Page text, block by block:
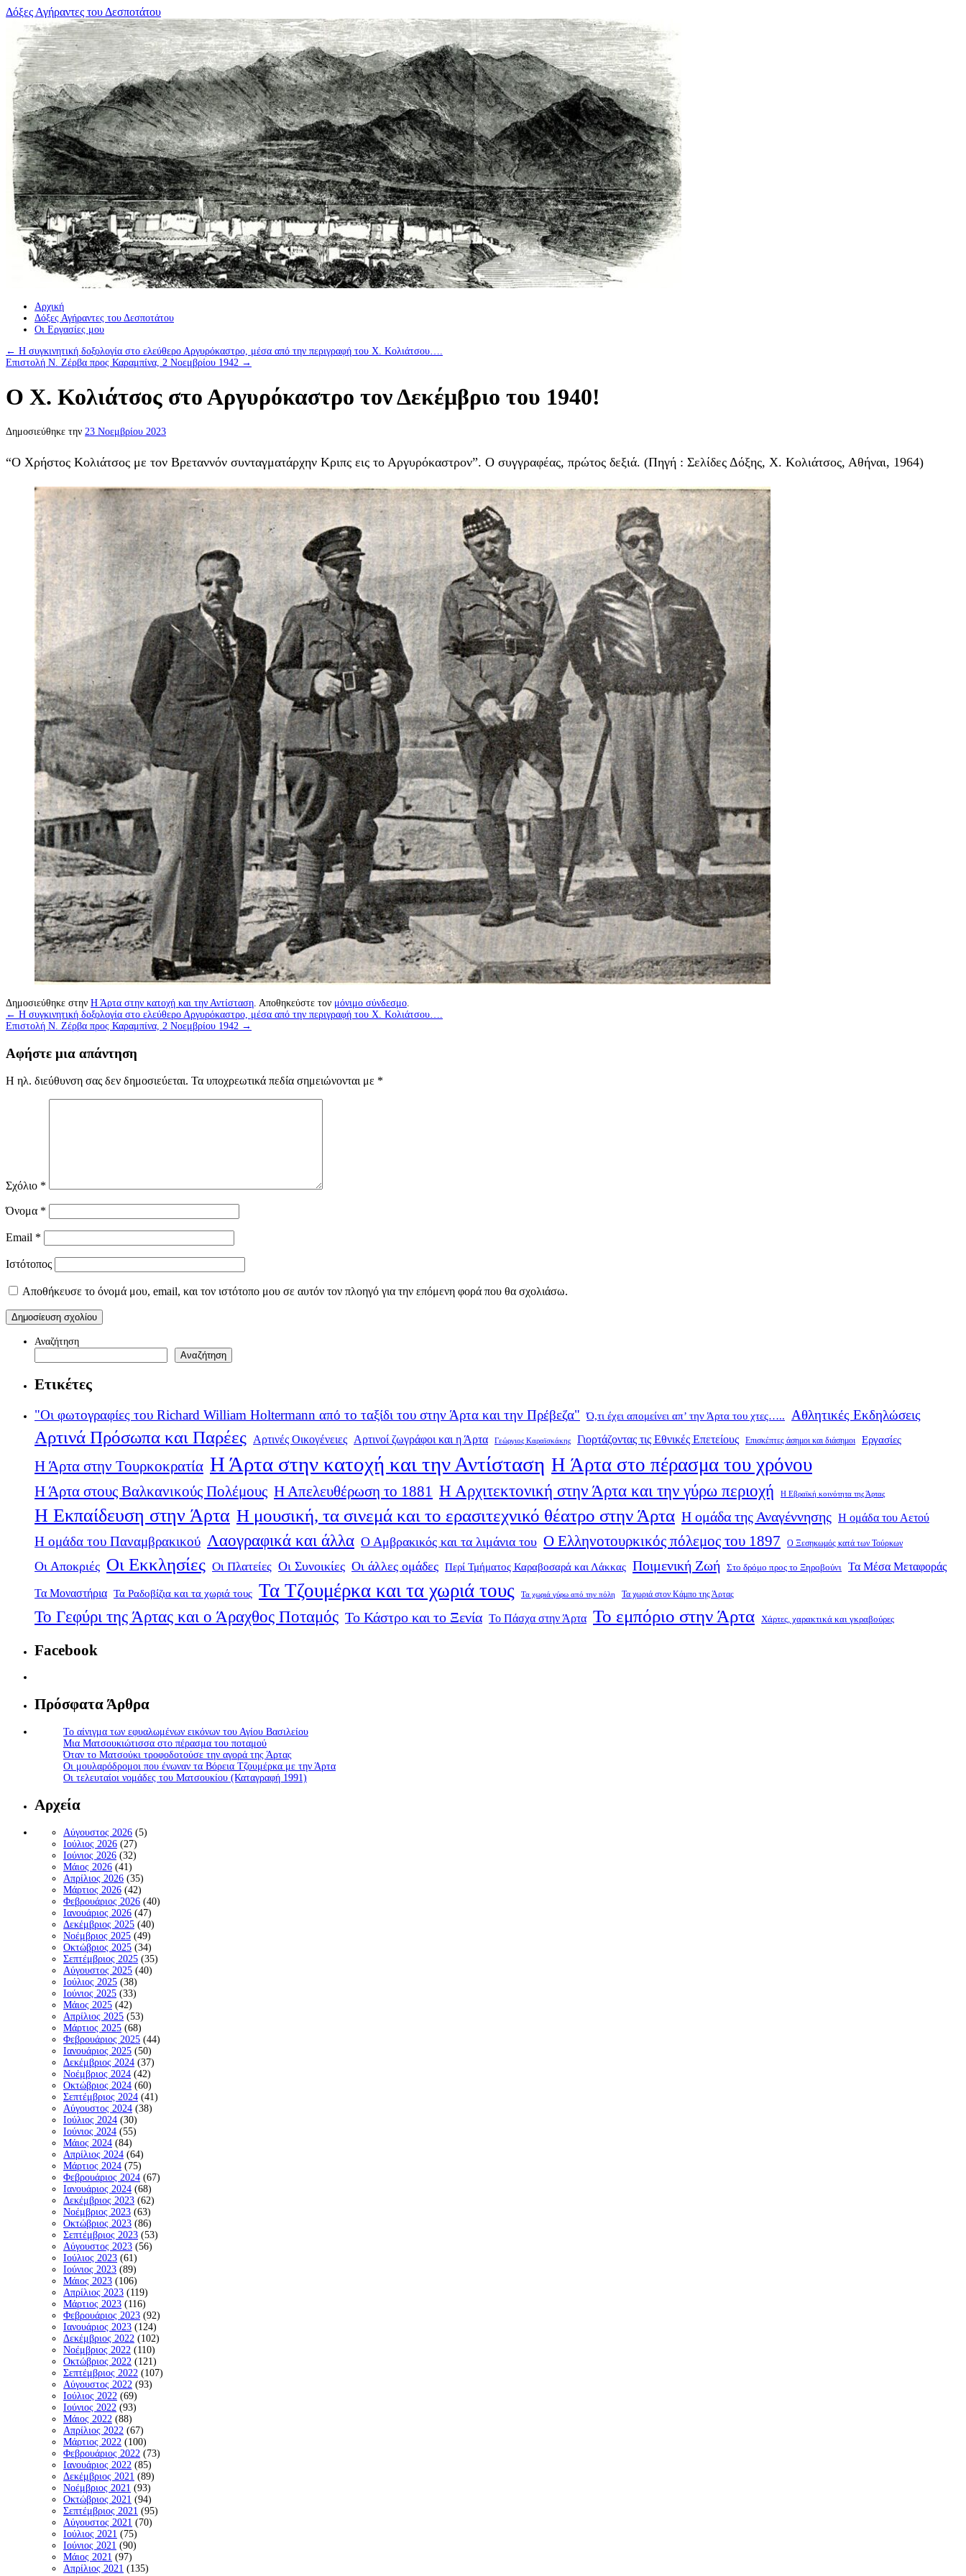
Μετάβαση
περιεχόμενο
Δόξες Αγήραντες του Δεσποτάτου
Αρχική
Δόξες Αγήραντες του Δεσποτάτου
Οι Eργασίες μου
← Η συγκινητική δοξολογία στο ελεύθερο Αργυρόκαστρο, μέσα από την περιγραφή του Χ. Κολιάτσου….
Επιστολή Ν. Ζέρβα προς Καραμπίνα, 2 Νοεμβρίου 1942 →
Ο Χ. Κολιάτσος στο Αργυρόκαστρο τον Δεκέμβριο του 1940!
Δημοσιεύθηκε την 23 Νοεμβρίου 2023
“Ο Χρήστος Κολιάτσος με τον Βρεταννόν συνταγματάρχην Κριπς εις το Αργυρόκαστρον”. Ο συγγραφέας, πρώτος δεξιά. (Πηγή : Σελίδες Δόξης, Χ. Κολιάτσος, Αθήναι, 1964)
Δημοσιεύθηκε στην Η Άρτα στην κατοχή και την Αντίσταση . Αποθηκεύστε τον μόνιμο σύνδεσμο
← Η συγκινητική δοξολογία στο ελεύθερο Αργυρόκαστρο, μέσα από την περιγραφή του Χ. Κολιάτσου….
Επιστολή Ν. Ζέρβα προς Καραμπίνα, 2 Νοεμβρίου 1942 →
Αφήστε μια απάντηση
Η ηλ. διεύθυνση σας δεν δημοσιεύεται. Τα υποχρεωτικά πεδία σημειώνονται με *
Σχόλιο *
Όνομα *
Email *
Ιστότοπος
Αποθήκευσε το όνομά μου, email, και τον ιστότοπο μου σε αυτόν τον πλοηγό για την επόμενη φορά που θα σχολιάσω.
Αναζήτηση
Αναζήτηση
Ετικέτες
"Οι φωτογραφίες του Richard William Holtermann από το ταξίδι του στην Άρτα και την Πρέβεζα" Ό,τι έχει απομείνει απ’ την Άρτα του χτες….. Αθλητικές Εκδηλώσεις
Αρτινά Πρόσωπα και Παρέες Αρτινές Οικογένειες Αρτινοί ζωγράφοι και η Άρτα Γεώργιος Καραϊσκάκης Γιορτάζοντας τις Εθνικές Επετείους Επισκέπτες άσημοι και διάσημοι Εργασίες
Η Άρτα στην Τουρκοκρατία Η Άρτα στην κατοχή και την Αντίσταση Η Άρτα στο πέρασμα του χρόνου
Η Άρτα στους Βαλκανικούς Πολέμους Η Απελευθέρωση το 1881 Η Αρχιτεκτονική στην Άρτα και την γύρω περιοχή Η Εβραϊκή κοινότητα της Άρτας
Η Εκπαίδευση στην Άρτα Η μουσική, τα σινεμά και το ερασιτεχνικό θέατρο στην Άρτα Η ομάδα της Αναγέννησης Η ομάδα του Αετού
Η ομάδα του Παναμβρακικού Λαογραφικά και άλλα Ο Αμβρακικός και τα λιμάνια του Ο Ελληνοτουρκικός πόλεμος του 1897 Ο Ξεσηκωμός κατά των Τούρκων
Οι Αποκριές Οι Εκκλησίες Οι Πλατείες Οι Συνοικίες Οι άλλες ομάδες Περί Τμήματος Καραβοσαρά και Λάκκας Ποιμενική Ζωή Στο δρόμο προς το Ξηροβούνι Τα Μέσα Μεταφοράς
Τα Μοναστήρια Τα Ραδοβίζια και τα χωριά τους Τα Τζουμέρκα και τα χωριά τους Τα χωριά γύρω από την πόλη Τα χωριά στον Κάμπο της Άρτας
Το Γεφύρι της Άρτας και ο Άραχθος Ποταμός Το Κάστρο και το Ξενία Το Πάσχα στην Άρτα Το εμπόριο στην Άρτα Χάρτες, χαρακτικά και γκραβούρες
Facebook
Πρόσφατα Άρθρα
Το αίνιγμα των εφυαλωμένων εικόνων του Αγίου Βασιλείου
Μια Ματσουκιώτισσα στο πέρασμα του ποταμού
Όταν το Ματσούκι τροφοδοτούσε την αγορά της Άρτας
Οι μουλαρόδρομοι που ένωναν τα Βόρεια Τζουμέρκα με την Άρτα
Οι τελευταίοι νομάδες του Ματσουκίου (Καταγραφή 1991)
Αρχεία
Αύγουστος 2026 (5)
Ιούλιος 2026 (27)
Ιούνιος 2026 (32)
Μάιος 2026 (41)
Απρίλιος 2026 (35)
Μάρτιος 2026 (42)
Φεβρουάριος 2026 (40)
Ιανουάριος 2026 (47)
Δεκέμβριος 2025 (40)
Νοέμβριος 2025 (49)
Οκτώβριος 2025 (34)
Σεπτέμβριος 2025 (35)
Αύγουστος 2025 (40)
Ιούλιος 2025 (38)
Ιούνιος 2025 (33)
Μάιος 2025 (42)
Απρίλιος 2025 (53)
Μάρτιος 2025 (68)
Φεβρουάριος 2025 (44)
Ιανουάριος 2025 (50)
Δεκέμβριος 2024 (37)
Νοέμβριος 2024 (42)
Οκτώβριος 2024 (60)
Σεπτέμβριος 2024 (41)
Αύγουστος 2024 (38)
Ιούλιος 2024 (30)
Ιούνιος 2024 (55)
Μάιος 2024 (84)
Απρίλιος 2024 (64)
Μάρτιος 2024 (75)
Φεβρουάριος 2024 (67)
Ιανουάριος 2024 (68)
Δεκέμβριος 2023 (62)
Νοέμβριος 2023 (63)
Οκτώβριος 2023 (86)
Σεπτέμβριος 2023 (53)
Αύγουστος 2023 (56)
Ιούλιος 2023 (61)
Ιούνιος 2023 (89)
Μάιος 2023 (106)
Απρίλιος 2023 (119)
Μάρτιος 2023 (116)
Φεβρουάριος 2023 (92)
Ιανουάριος 2023 (124)
Δεκέμβριος 2022 (102)
Νοέμβριος 2022 (110)
Οκτώβριος 2022 (121)
Σεπτέμβριος 2022 (107)
Αύγουστος 2022 (93)
Ιούλιος 2022 (69)
Ιούνιος 2022 (93)
Μάιος 2022 (88)
Απρίλιος 2022 (67)
Μάρτιος 2022 (100)
Φεβρουάριος 2022 (73)
Ιανουάριος 2022 (85)
Δεκέμβριος 2021 (89)
Νοέμβριος 2021 (93)
Οκτώβριος 2021 (94)
Σεπτέμβριος 2021 (95)
Αύγουστος 2021 (70)
Ιούλιος 2021 (75)
Ιούνιος 2021 (90)
Μάιος 2021 (97)
Απρίλιος 2021 (135)